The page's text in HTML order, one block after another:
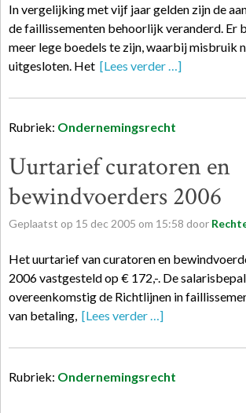
In vergelijking met vijf jaar gelden zijn de
de faillissementen behoorlijk veranderd. Er
meer lege boedels te zijn, waarbij misbruik
uitgesloten. Het [Lees verder …]
Rubriek: Ondernemingsrecht
Uurtarief curatoren en
bewindvoerders 2006
Geplaatst op 15 dec 2005 om 15:58 door
Het uurtarief van curatoren en
2006 vastgesteld op € 172,-. De
overeenkomstig de Richtlijnen in
van betaling, [Lees verder …]
Rubriek: Ondernemingsrecht